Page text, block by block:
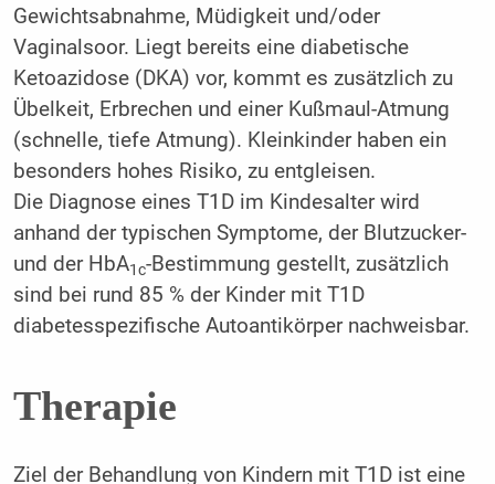
Gewichtsabnahme, Müdigkeit und/oder
Vaginalsoor. Liegt bereits eine diabetische
Ketoazidose (DKA) vor, kommt es zusätzlich zu
Übelkeit, Erbrechen und einer Kußmaul-Atmung
(schnelle, tiefe Atmung). Kleinkinder haben ein
besonders hohes Risiko, zu entgleisen.
Die Diagnose eines T1D im Kindesalter wird
anhand der typischen Symptome, der Blutzucker-
und der HbA1c-Bestimmung gestellt, zusätzlich
sind bei rund 85 % der Kinder mit T1D
diabetesspezifische Autoantikörper nachweisbar.
Therapie
Ziel der Behandlung von Kindern mit T1D ist eine